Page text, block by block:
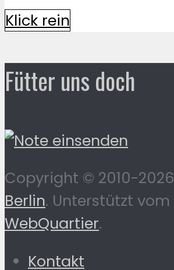
Klick rein
Fütter uns doch
Copyright © 2010-2026
Berlin. Unterstützt vom
WebQuartier.
Kontakt